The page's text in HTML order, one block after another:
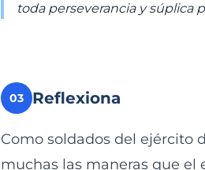
toda perseverancia y súplica
03 Reflexiona
Como soldados del ejército
muchas las maneras que el